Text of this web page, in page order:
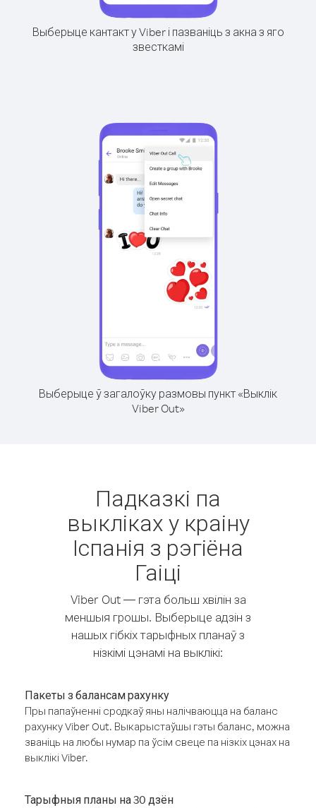
Выберыце кантакт у Viber і пазваніць з акна з яго
звесткамі
Выберыце ў загалоўку размовы пункт «Выклік
Viber Out»
Падказкі па
выкліках у краіну
Іспанія з рэгіёна
Гаіці
Viber Out — гэта больш хвілін за
меншыя грошы. Выберыце адзін з
нашых гібкіх тарыфных планаў з
нізкімі цэнамі на выклікі:
Пакеты з балансам рахунку
Пры папаўненні сродкаў яны налічваюцца на баланс
рахунку Viber Out. Выкарыстаўшы гэты баланс, можна
званіць на любы нумар па ўсім свеце па нізкіх цэнах на
выклікі Viber.
Тарыфныя планы на 30 дзён